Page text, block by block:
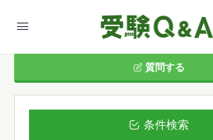
質問する
条件検索